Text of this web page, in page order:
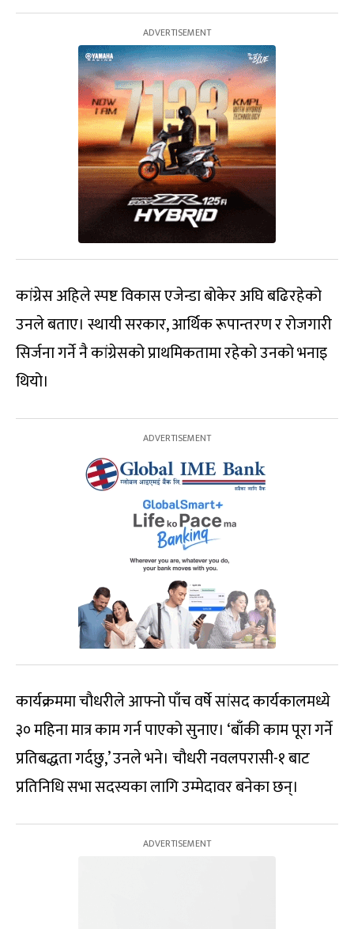
कांग्रेस अहिले स्पष्ट विकास एजेन्डा बोकेर अघि बढिरहेको
उनले बताए। स्थायी सरकार, आर्थिक रूपान्तरण र रोजगारी
सिर्जना गर्ने नै कांग्रेसको प्राथमिकतामा रहेको उनको भनाइ
थियो।
कार्यक्रममा चौधरीले आफ्नो पाँच वर्षे सांसद कार्यकालमध्ये
३० महिना मात्र काम गर्न पाएको सुनाए। ‘बाँकी काम पूरा गर्ने
प्रतिबद्धता गर्दछु,’ उनले भने। चौधरी नवलपरासी-१ बाट
प्रतिनिधि सभा सदस्यका लागि उम्मेदावर बनेका छन्।